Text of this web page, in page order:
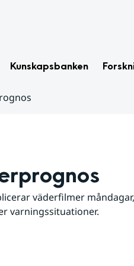
Kunskapsbanken
väderfilmer
varningssituationer.